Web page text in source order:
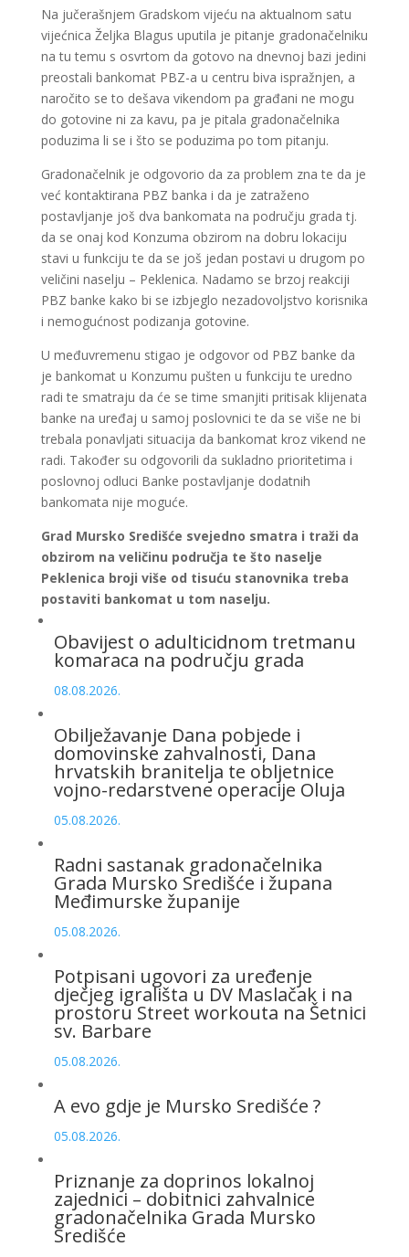
Na jučerašnjem Gradskom vijeću na aktualnom satu
vijećnica Željka Blagus uputila je pitanje gradonačelniku
na tu temu s osvrtom da gotovo na dnevnoj bazi jedini
preostali bankomat PBZ-a u centru biva ispražnjen, a
naročito se to dešava vikendom pa građani ne mogu
do gotovine ni za kavu, pa je pitala gradonačelnika
poduzima li se i što se poduzima po tom pitanju.
Gradonačelnik je odgovorio da za problem zna te da je
već kontaktirana PBZ banka i da je zatraženo
postavljanje još dva bankomata na području grada tj.
da se onaj kod Konzuma obzirom na dobru lokaciju
stavi u funkciju te da se još jedan postavi u drugom po
veličini naselju – Peklenica. Nadamo se brzoj reakciji
PBZ banke kako bi se izbjeglo nezadovoljstvo korisnika
i nemogućnost podizanja gotovine.
U međuvremenu stigao je odgovor od PBZ banke da
je bankomat u Konzumu pušten u funkciju te uredno
radi te smatraju da će se time smanjiti pritisak klijenata
banke na uređaj u samoj poslovnici te da se više ne bi
trebala ponavljati situacija da bankomat kroz vikend ne
radi. Također su odgovorili da sukladno prioritetima i
poslovnoj odluci Banke postavljanje dodatnih
bankomata nije moguće.
Grad Mursko Središće svejedno smatra i traži da
obzirom na veličinu područja te što naselje
Peklenica broji više od tisuću stanovnika treba
postaviti bankomat u tom naselju.
Obavijest o adulticidnom tretmanu
komaraca na području grada
08.08.2026.
Obilježavanje Dana pobjede i
domovinske zahvalnosti, Dana
hrvatskih branitelja te obljetnice
vojno-redarstvene operacije Oluja
05.08.2026.
Radni sastanak gradonačelnika
Grada Mursko Središće i župana
Međimurske županije
05.08.2026.
Potpisani ugovori za uređenje
dječjeg igrališta u DV Maslačak i na
prostoru Street workouta na Šetnici
sv. Barbare
05.08.2026.
A evo gdje je Mursko Središće ?
05.08.2026.
Priznanje za doprinos lokalnoj
zajednici – dobitnici zahvalnice
gradonačelnika Grada Mursko
Središće